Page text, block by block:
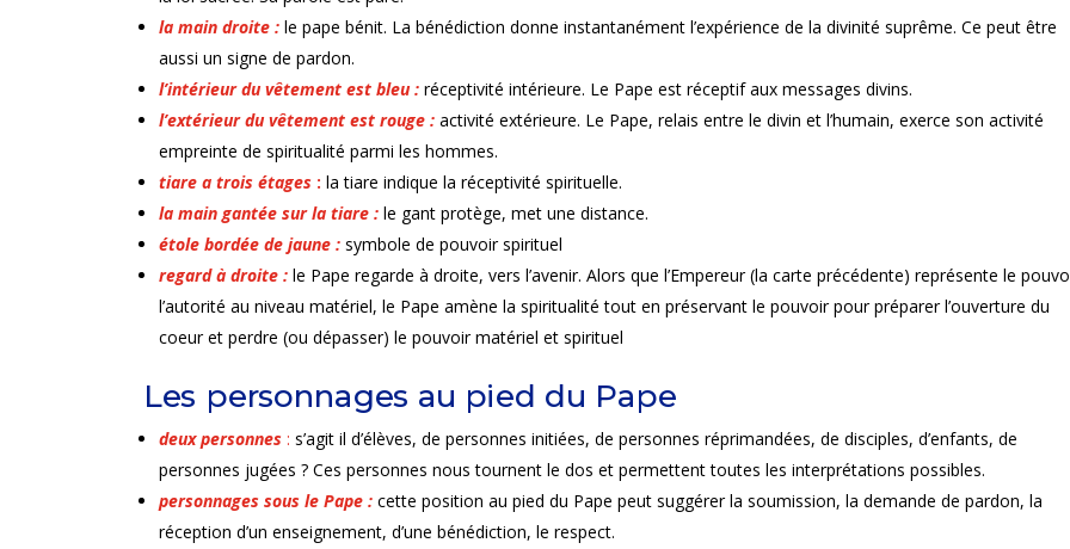
la main droite :le pape bénit. La bénédiction donne instantanément l’expérience de la divinité suprême. Ce peut être
aussi un signe de pardon.
l’intérieur du vêtement est bleu : réceptivité intérieure. Le Pape est réceptif aux messages divins.
l’extérieur du vêtement est rouge : activité extérieure. Le Pape, relais entre le divin et l’humain, exerce son activité
empreinte de spiritualité parmi les hommes.
tiare a trois étages : la tiare indique la réceptivité spirituelle.
la main gantée sur la tiare : le gant protège, met une distance.
étole bordée de jaune :symbole de pouvoir spirituel
regard à droite : le Pape regarde à droite, vers l’avenir. Alors que l’Empereur (la carte précédente) représente le
l’autorité au niveau matériel, le Pape amène la spiritualité tout en préservant le pouvoir pour préparer l’ouverture du
coeur et perdre (ou dépasser) le pouvoir matériel et spirituel
deux personnes : s’agit il d’élèves, de personnes initiées, de personnes réprimandées, de disciples, d’enfants, de
personnes jugées ? Ces personnes nous tournent le dos et permettent toutes les interprétations possibles.
personnages sous le Pape : cette position au pied du Pape peut suggérer la soumission, la demande de pardon, la
réception d’un enseignement, d’une bénédiction, le respect.